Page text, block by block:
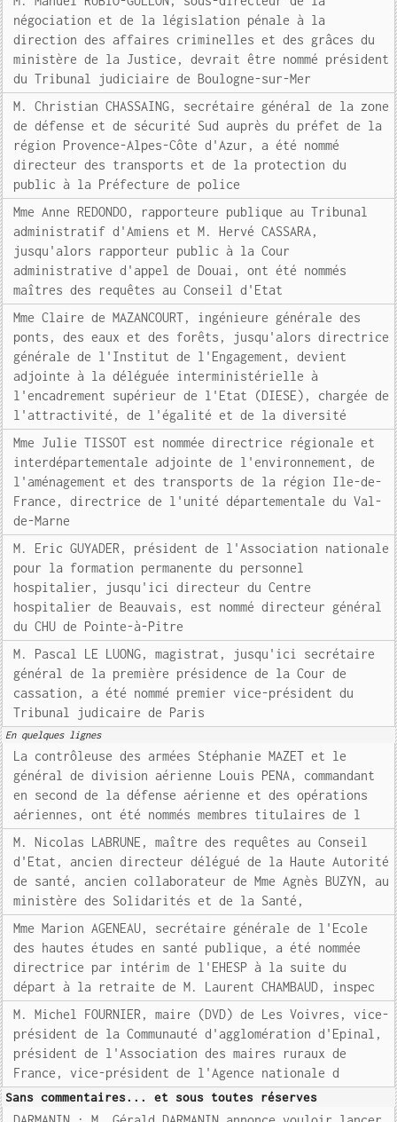
négociation et de la législation pénale à la
direction des affaires criminelles et des grâces du
ministère de la Justice, devrait être nommé président
du Tribunal judiciaire de Boulogne-sur-Mer
M. Christian CHASSAING, secrétaire général de la zone
de défense et de sécurité Sud auprès du préfet de la
région Provence-Alpes-Côte d'Azur, a été nommé
directeur des transports et de la protection du
public à la Préfecture de police
Mme Anne REDONDO, rapporteure publique au Tribunal
administratif d'Amiens et M. Hervé CASSARA,
jusqu'alors rapporteur public à la Cour
administrative d'appel de Douai, ont été nommés
maîtres des requêtes au Conseil d'Etat
Mme Claire de MAZANCOURT, ingénieure générale des
ponts, des eaux et des forêts, jusqu'alors directrice
générale de l'Institut de l'Engagement, devient
adjointe à la déléguée interministérielle à
l'encadrement supérieur de l'Etat (DIESE), chargée de
l'attractivité, de l'égalité et de la diversité
Mme Julie TISSOT est nommée directrice régionale et
interdépartementale adjointe de l'environnement, de
l'aménagement et des transports de la région Ile-de-
France, directrice de l'unité départementale du Val-
de-Marne
M. Eric GUYADER, président de l'Association nationale
pour la formation permanente du personnel
hospitalier, jusqu'ici directeur du Centre
hospitalier de Beauvais, est nommé directeur général
du CHU de Pointe-à-Pitre
M. Pascal LE LUONG, magistrat, jusqu'ici secrétaire
général de la première présidence de la Cour de
cassation, a été nommé premier vice-président du
Tribunal judicaire de Paris
En quelques lignes
La contrôleuse des armées Stéphanie MAZET et le
général de division aérienne Louis PENA, commandant
en second de la défense aérienne et des opérations
aériennes, ont été nommés membres titulaires de l
M. Nicolas LABRUNE, maître des requêtes au Conseil
d'Etat, ancien directeur délégué de la Haute Autorité
de santé, ancien collaborateur de Mme Agnès BUZYN, au
ministère des Solidarités et de la Santé,
Mme Marion AGENEAU, secrétaire générale de l'Ecole
des hautes études en santé publique, a été nommée
directrice par intérim de l'EHESP à la suite du
départ à la retraite de M. Laurent CHAMBAUD, inspec
M. Michel FOURNIER, maire (DVD) de Les Voivres, vice-
président de la Communauté d'agglomération d'Epinal,
président de l'Association des maires ruraux de
France, vice-président de l'Agence nationale d
Sans commentaires... et sous toutes réserves